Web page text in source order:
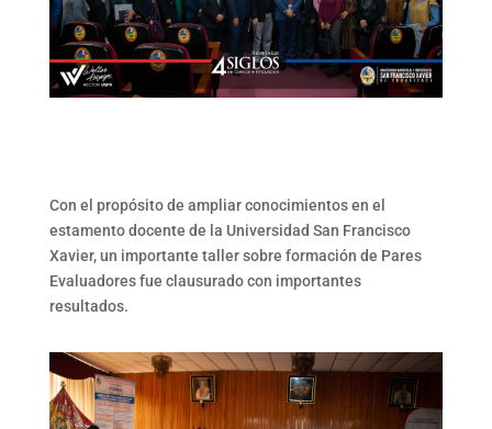
Con el propósito de ampliar conocimientos en el
estamento docente de la Universidad San Francisco
Xavier, un importante taller sobre formación de Pares
Evaluadores fue clausurado con importantes
resultados.